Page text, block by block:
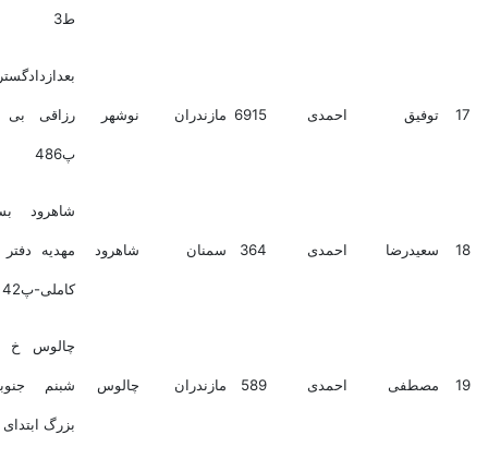
احمدی 6915 مازندران نوشهر
بعدازدادگستری ک
احمدی 364 سمنان شاهرود
شاهرود بسطام خ
مهدیه دفتر - ک ش
احمدی 589 مازندران چالوس
چالوس خ رادیرد خ
شبنم جنوبی درب
بزرگ ابتدای بهرامی